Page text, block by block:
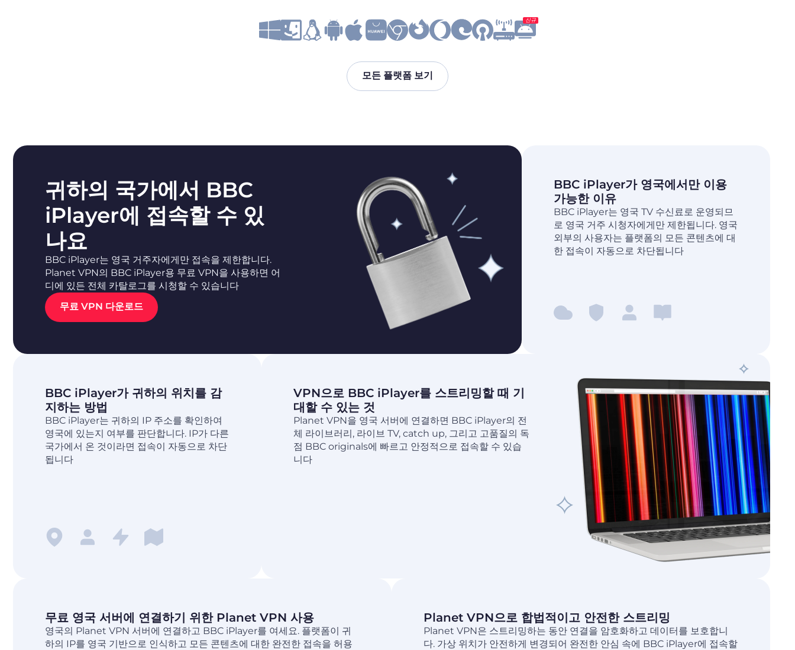
신규
모든 플랫폼 보기
귀하의 국가에서 BBC
iPlayer에 접속할 수 있
나요
BBC iPlayer는 영국 거주자에게만 접속을 제한합니다.
Planet VPN의 BBC iPlayer용 무료 VPN을 사용하면 어
디에 있든 전체 카탈로그를 시청할 수 있습니다
무료 VPN 다운로드
BBC iPlayer가 영국에서만 이용
가능한 이유
BBC iPlayer는 영국 TV 수신료로 운영되므
로 영국 거주 시청자에게만 제한됩니다. 영국
외부의 사용자는 플랫폼의 모든 콘텐츠에 대
한 접속이 자동으로 차단됩니다
BBC iPlayer가 귀하의 위치를 감
지하는 방법
BBC iPlayer는 귀하의 IP 주소를 확인하여
영국에 있는지 여부를 판단합니다. IP가 다른
국가에서 온 것이라면 접속이 자동으로 차단
됩니다
VPN으로 BBC iPlayer를 스트리밍할 때 기
대할 수 있는 것
Planet VPN을 영국 서버에 연결하면 BBC iPlayer의 전
체 라이브러리, 라이브 TV, catch up, 그리고 고품질의 독
점 BBC originals에 빠르고 안정적으로 접속할 수 있습
니다
무료 영국 서버에 연결하기 위한 Planet VPN 사용
영국의 Planet VPN 서버에 연결하고 BBC iPlayer를 여세요. 플랫폼이 귀
하의 IP를 영국 기반으로 인식하고 모든 콘텐츠에 대한 완전한 접속을 허용
Planet VPN으로 합법적이고 안전한 스트리밍
Planet VPN은 스트리밍하는 동안 연결을 암호화하고 데이터를 보호합니
다. 가상 위치가 안전하게 변경되어 완전한 안심 속에 BBC iPlayer에 접속할